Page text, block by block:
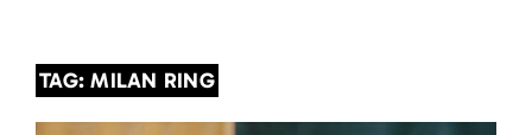
TAG: MILAN RING